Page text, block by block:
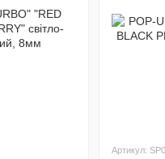
Артикул: